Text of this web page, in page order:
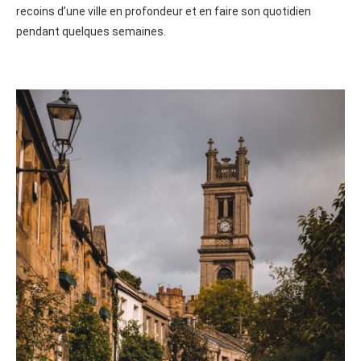
recoins d’une ville en profondeur et en faire son quotidien
pendant quelques semaines.